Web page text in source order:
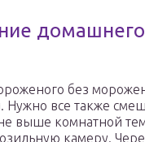
без
Нужно все также
выше комнатной
камеру.